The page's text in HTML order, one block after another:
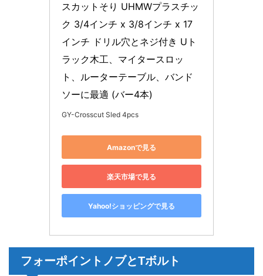
スカットそり UHMWプラスチッ
ク 3/4インチ x 3/8インチ x 17
インチ ドリル穴とネジ付き Uト
ラック木工、マイタースロッ
ト、ルーターテーブル、バンド
ソーに最適 (バー4本)
GY-Crosscut Sled 4pcs
Amazonで見る
楽天市場で見る
Yahoo!ショッピングで見る
フォーポイントノブとTボルト